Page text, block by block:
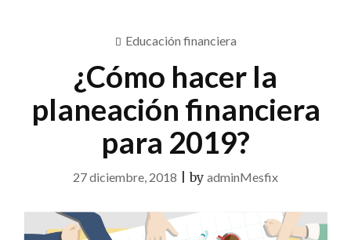
Educación financiera
¿Cómo hacer la
planeación financiera
para 2019?
27 diciembre, 2018 |by adminMesfix